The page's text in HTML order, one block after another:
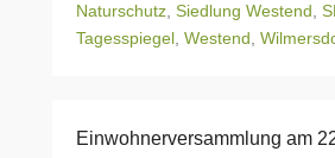
Naturschutz Siedlung Westend
Tagesspiegel Westend
Einwohnerversammlung am